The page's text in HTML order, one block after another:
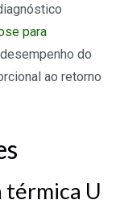
para
do
ao retorno
térmica U